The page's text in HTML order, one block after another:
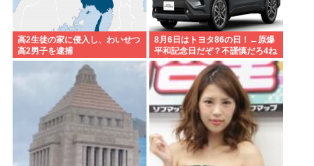
高2生徒の家に侵入し、わいせつ
高2男子を逮捕
8月6日はトヨタ86の日！←原爆
平和記念日だぞ？不謹慎だろ4ね
や車カス